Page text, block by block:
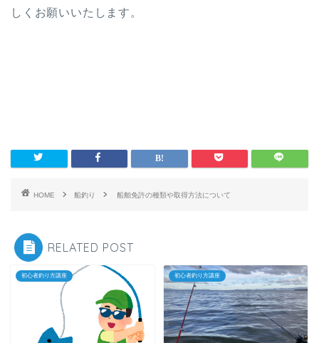
しくお願いいたします。
HOME 船釣り 船舶免許の種類や取得方法について
RELATED POST
初心者釣り方講座 初心者釣り方講座